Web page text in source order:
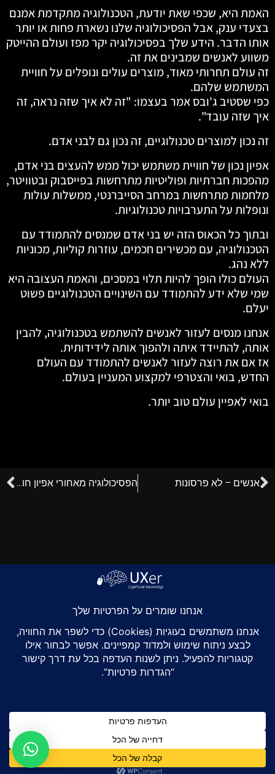
האמת היא, שכפי שאת יודעת, הטכנולוגיה מתקדמת אמנם
בצעדי ענק, אבל הפסיכולוגיה שלנו נשארת פחות או יותר
אותו הדבר. הידע שלך בפסיכולוגיה יקר מפז ועולם ההייטק
משווע לאנשים שמבינים את זה.
זה עולם תחרותי מאוד, מוצרים עולים ונופלים על חוויית
המשתמש שלהם.
כפי שסטיב ג'ובס אמר בעצמו: "זה לא איך שזה נראה, זה
איך שזה עובד".
זה נכון למוצרים טכנולוגיים, זה נכון גם לבני אדם.
אפיון נכון של חוויית משתמש יכול ממש להעצים בני אדם,
מהפכות חברתיות ופוליטיות מתרחשות בפייסבוק ובטוויטר,
מלחמות מתרחשות במרחב הסייברנטי, ממשלות עולות
ונופלות על התערבויות טכנולוגיות.
ובתוך כל הכאוס הזה יש בני אדם שמנסים להתמודד עם
הטכנולוגיה, עם מכשירים חכמים, עוזרות קוליות, מכוניות
ללא נהג.
העולם כולו הופך להיות תלוי במסכים, והאמת העצובה היא
שמי שלא ידע להתמודד עם השינויים הטכנולוגיים פשוט
יעלם.
אנחנו מנסים לעזור לאנשים להשתמש בטכנולוגיה, להבין
אותה, להתיידד איתה ולהפוך אותה לידידותית.
אז אם את רוצה לעזור לאנשים להתמודד עם העולם
החדש, בואי והצטרפי למקצוע המעניין בעולם.
בואי לאפיין עולם טוב יותר.
אנשים – לא פרסונות הפסיכולוגיה מאחורי אפיון חוויית משתמש
קצת פרטים ואני מבטיח לחזור מהר מהר:
מי שם?